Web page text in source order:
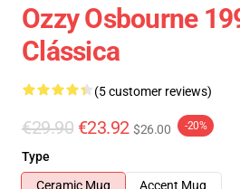
Ozzy Osbourne
Clássica
(5 customer reviews)
€29.90 €23.92 $26.00 -20%
Type
Ceramic Mug
Accent Mug